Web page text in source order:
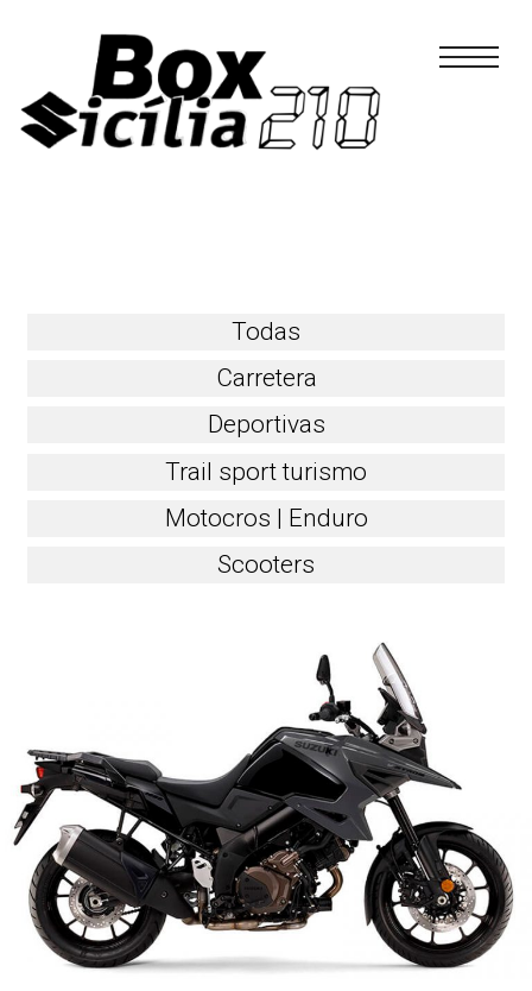
content
Todas
Carretera
Deportivas
Trail sport turismo
Motocros | Enduro
Scooters